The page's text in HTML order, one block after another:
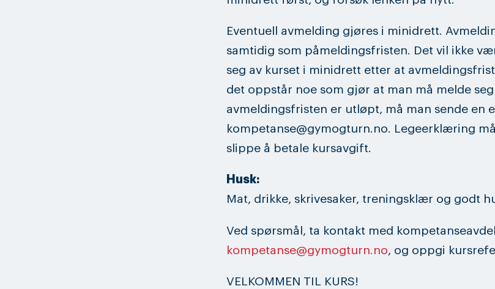
Eventuell avmelding gjøres i minidrett.
samtidig som påmeldingsfristen. Det vil ikke
seg av kurset i minidrett etter at
det oppstår noe som gjør at man må melde
avmeldingsfristen er utløpt, må man sende en
kompetanse@gymogturn.no. Legeerklæring
slippe å betale kursavgift.
Husk:
Mat, drikke, skrivesaker, treningsklær og godt
Ved spørsmål, ta kontakt med
kompetanse@gymogturn.no, og oppgi
VELKOMMEN TIL KURS!